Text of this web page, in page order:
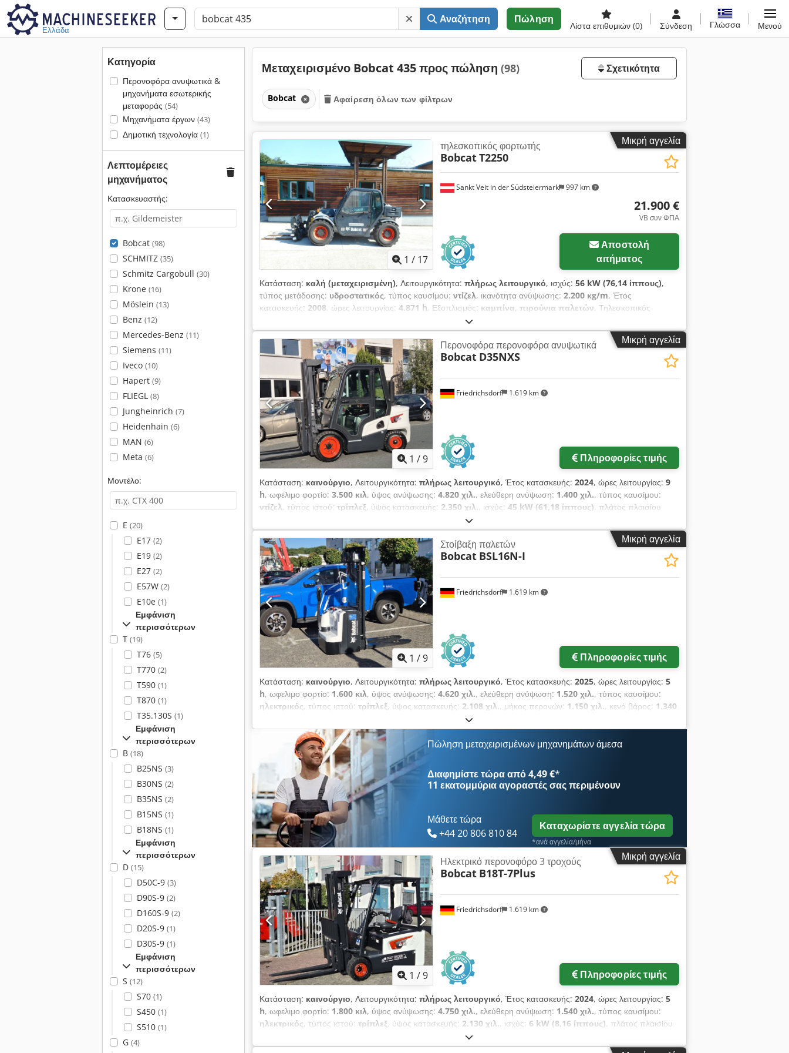
Ελλάδα
Αναζήτηση Πώληση
Λίστα επιθυμιών (0) Σύνδεση Γλώσσα Μενού
Κατηγορία
Περονοφόρα ανυψωτικά &
μηχανήματα εσωτερικής
μεταφοράς (54)
Μηχανήματα έργων (43)
Δημοτική τεχνολογία (1)
Λεπτομέρειες
μηχανήματος
Κατασκευαστής:
Bobcat (98)
SCHMITZ (35)
Schmitz Cargobull (30)
Krone (16)
Möslein (13)
Benz (12)
Mercedes-Benz (11)
Siemens (11)
Iveco (10)
Hapert (9)
FLIEGL (8)
Jungheinrich (7)
Heidenhain (6)
MAN (6)
Meta (6)
Μοντέλο:
E (20)
E17 (2)
E19 (2)
E27 (2)
E57W (2)
E10e (1)
Εμφάνιση
περισσότερων
T (19)
T76 (5)
T770 (2)
T590 (1)
T870 (1)
T35.130S (1)
Εμφάνιση
περισσότερων
B (18)
B25NS (3)
B30NS (2)
B35NS (2)
B15NS (1)
B18NS (1)
Εμφάνιση
περισσότερων
D (15)
D50C-9 (3)
D90S-9 (2)
D160S-9 (2)
D20S-9 (1)
D30S-9 (1)
Εμφάνιση
περισσότερων
S (12)
S70 (1)
S450 (1)
S510 (1)
G (4)
Μεταχειρισμένο Bobcat 435 προς πώληση (98) Σχετικότητα
Bobcat Αφαίρεση όλων των φίλτρων
Μικρή αγγελία
1 / 17
Sankt Veit in der Südsteiermark 997 km
τηλεσκοπικός φορτωτής
BobcatT2250
21.900 €
VB συν ΦΠΑ
Αποστολή
αιτήματος
Κατάσταση: καλή (μεταχειρισμένη), Λειτουργικότητα: πλήρως λειτουργικό, ισχύς: 56 kW (76,14 ίππους),
τύπος μετάδοσης: υδροστατικός, τύπος καυσίμου: ντίζελ, ικανότητα ανύψωσης: 2.200 κg/m, Έτος
κατασκευής: 2008, ώρες λειτουργίας: 4.871 h, Εξοπλισμός: καμπίνα, πιρούνια παλετών, Τηλεσκοπικός
φορτωτής BOBCAT T2250 Έτος κατασκευής: 2008 Σύμφωνα με τον μετρητή, 4.871 ώρες λειτουργίας. Ανυψωτική
ικανότητα: 2,2 τόνοι Μέγιστο ύψος ανύψωσης: 5 μέτρα Ισχύς: 56 kW 2 ταχύτητες υδροστατικής μετάδοσης
Ύψος: μόνο 198 cm Πλάτος: μόνο 190 cm - Περιλαμβάνει πιρούνια - Μηχανικός μηχανισμός γρήγορης αλλαγής
εργαλείων Dedpfxozr En Is Amvsck - Βοηθητικό κύκλωμα έως τον φορέα των πιρουνιών - Τετρακίνηση - 3 τρόποι
διεύθυνσης - Λειτουργία με χειριστήριο (joystick) - Κάμερα οπισθοπορείας - Καμπίνα με θέρμανση - Σύστημα
φωτισμού με φλας - Άμεσα έτοιμο για χρήση - Καλή κατάσταση ελαστικών - Περιλαμβάνει έγκριση κυκλοφορίας
για δημόσιους δρόμους (Ολλανδία) Τιμή πώλησης: 21.900,-- ευρώ (χωρίς ΦΠΑ) Δυνατότητα οικονομικής
παράδοσης! Με επιπλέον χρέωση, διατίθεται και με νέα κουβά ή καινούργιο καλάθι εργασίας!
Μικρή αγγελία
1 /9
Friedrichsdorf 1.619 km
Περονοφόρα περονοφόρα ανυψωτικά
Bobcat D35NXS
Πληροφορίες τιμής
Κατάσταση: καινούργιο, Λειτουργικότητα: πλήρως λειτουργικό, Έτος κατασκευής: 2024, ώρες λειτουργίας: 9
h, ωφελιμο φορτίο: 3.500 κιλ, ύψος ανύψωσης: 4.820 χιλ., ελεύθερη ανύψωση: 1.400 χιλ., τύπος καυσίμου:
ντίζελ, τύπος ιστού: τρίπλεξ, ύψος κατασκευής: 2.350 χιλ., ισχύς: 45 kW (61,18 ίππους), πλάτος πλαισίου
, κενό βάρος:
μετάδοσης κίνησης:Diesel, πλάτος κατασκευής:1.290 χιλ., Περονοφόρο ανυψωτικό diesel Σημείο βάρους
φορτίου: 500 ISO κατηγορία: ISO κατηγορία 3 = 2.500 - 4.999 kg Τύπος ιστού: Τρίπλεξ Κιβώτιο ταχυτήτων:
Μετατροπέας ροπής Κατηγορία ταχύτητας: 20 Κατάσταση: Νέο μηχάνημα Τεχνική κατάσταση: Νέο Τύπος
μπροστινών ελαστικών: Υπερελαστικά Μέγεθος μπροστινών ελαστικών: 28-9 x15 Κατάσταση μπροστινών
ελαστικών: 80-100% Τύπος πίσω ελαστικών: Υπερελαστικά Μέγεθος πίσω ελαστικών: 6.50x10 Κατάσταση πίσω
ελαστικών: 80-100% Dcjdpfxey U R Dce Amvek Πλαϊνή μετατόπιση, 3η και 4η βαλβίδα, πίσω και μπροστινοί
προβολείς εργασίας, προστατευτικό φορτίου, πλήρης καμπίνα, πλήρες ελεύθερο ανύψωμα, πιστοποιητικό CE,
εσωτερικός καθρέπτης, εξωτερικός καθρέπτης, περιστρεφόμενος φανός, υαλοκαθαριστήρας,
Μικρή αγγελία
1 /9
Friedrichsdorf 1.619 km
Στοίβαξη παλετών
Bobcat BSL16N-I
Πληροφορίες τιμής
Κατάσταση: καινούργιο, Λειτουργικότητα: πλήρως λειτουργικό, Έτος κατασκευής: 2025, ώρες λειτουργίας: 5
h, ωφελιμο φορτίο: 1.600 κιλ, ύψος ανύψωσης: 4.620 χιλ., ελεύθερη ανύψωση: 1.520 χιλ., τύπος καυσίμου:
ηλεκτρικός, τύπος ιστού: τρίπλεξ, ύψος κατασκευής: 2.108 χιλ., μήκος περονών: 1.150 χιλ., κενό βάρος: 1.340
, τύπος μετάδοσης κίνησης:
Κέντρο φόρτωσης: 600 Πλάτος πιρουνιού: 560 mm Τύπος ιστού: Τριπλό Κατάσταση: Καινούργιο Τεχνική
κατάσταση: Καινούργιο Τύπος μπροστινών ελαστικών: πολυουρεθάνη Κατάσταση μπροστινών ελαστικών: 80 -
100% Τύπος πίσω ελαστικών: πολυουρεθάνη Κατάσταση πίσω ελαστικών: 80 - 100% Τάση μπαταρίας: 24V
Μπαταρία Ah: 150Ah Τύπος μπαταρίας: ιόντων λιθίου Djdpfx Aowi Acgsmveck Έτος κατασκευής μπαταρίας:
2025 Κατάσταση μπαταρίας: 80 - 100% Αρχική διαδρομή, πλήρης ελεύθερη διαδρομή, πιστοποιητικό CE,
Μπαταρία ιόντων λιθίου που δεν χρειάζεται συντήρηση,
Πώληση μεταχειρισμένων μηχανημάτων άμεσα
Διαφημίστε τώρα από 4,49 €*
11 εκατομμύρια αγοραστέςσας περιμένουν
Μάθετε τώρα
+44 20 806 810 84
Καταχωρίστε αγγελία τώρα
*ανά αγγελία/μήνα
Μικρή αγγελία
1 /9
Friedrichsdorf 1.619 km
Ηλεκτρικό περονοφόρο 3 τροχούς
Bobcat B18T-7Plus
Πληροφορίες τιμής
Κατάσταση: καινούργιο, Λειτουργικότητα: πλήρως λειτουργικό, Έτος κατασκευής: 2024, ώρες λειτουργίας: 5
h, ωφελιμο φορτίο: 1.800 κιλ, ύψος ανύψωσης: 4.750 χιλ., ελεύθερη ανύψωση: 1.540 χιλ., τύπος καυσίμου:
ηλεκτρικός, τύπος ιστού: τρίπλεξ, ύψος κατασκευής: 2.130 χιλ., ισχύς: 6 kW (8,16 ίππους), πλάτος πλαισίου
, κενό βάρος:
μετάδοσης κίνησης:Elektro, πλάτος κατασκευής:1.090 χιλ., Ηλεκτρικό περονοφόρο ανυψωτικό 3 τροχών